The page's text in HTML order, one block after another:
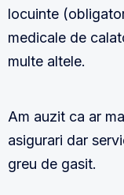
locuinte
medicale de
multe altele.
Am auzit ca ar
asigurari dar
greu de gasit.